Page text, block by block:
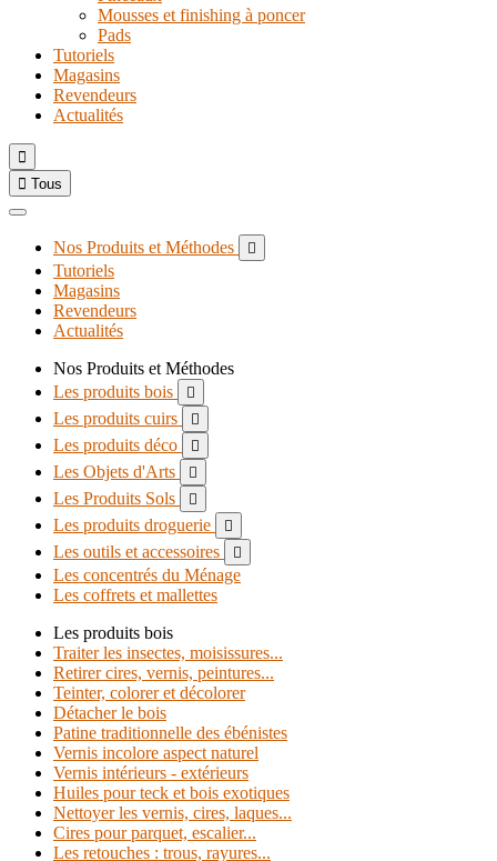
Mousses et finishing à poncer
Pads
Tutoriels
Magasins
Revendeurs
Actualités

 Tous
Nos Produits et Méthodes 
Tutoriels
Magasins
Revendeurs
Actualités
Nos Produits et Méthodes
Les produits bois

Les produits cuirs 
Les produits déco 
Les Objets d'Arts 
Les Produits Sols 
Les produits droguerie 
Les outils et accessoires 
Les concentrés du Ménage
Les coffrets et mallettes
Les produits bois
Traiter les insectes, moisissures...
Retirer cires, vernis, peintures...
Teinter, colorer et décolorer
Détacher le bois
Patine traditionnelle des ébénistes
Vernis incolore aspect naturel
Vernis intérieurs - extérieurs
Huiles pour teck et bois exotiques
Nettoyer les vernis, cires, laques...
Cires pour parquet, escalier...
Les retouches : trous, rayures...